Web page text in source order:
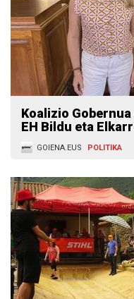
Koalizio
EH Bildu eta
GOIENA.EUS POLITIKA